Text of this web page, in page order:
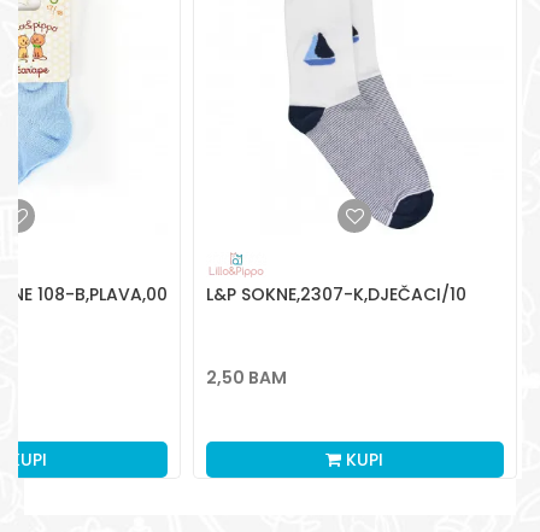
108-B,PLAVA,00
KUPI
L&P SOKNE,2307-K,DJEČACI/10
2,50 BAM
KUPI